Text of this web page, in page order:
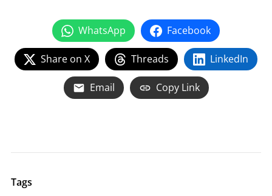
WhatsApp Facebook
Share on X Threads LinkedIn
Email Copy Link
Tags